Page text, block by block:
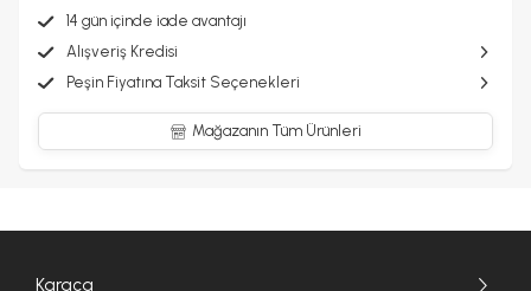
14 gün içinde iade avantajı
Alışveriş Kredisi
Peşin Fiyatına Taksit Seçenekleri
Mağazanın Tüm Ürünleri
Karaca